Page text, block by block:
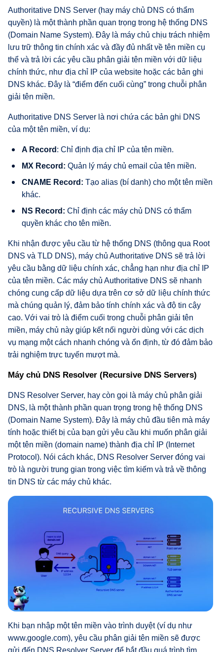
Authoritative DNS Server (hay máy chủ DNS có thẩm
quyền) là một thành phần quan trọng trong hệ thống DNS
(Domain Name System). Đây là máy chủ chịu trách nhiệm
lưu trữ thông tin chính xác và đầy đủ nhất về tên miền cụ
thể và trả lời các yêu cầu phân giải tên miền với dữ liệu
chính thức, như địa chỉ IP của website hoặc các bản ghi
DNS khác. Đây là “điểm đến cuối cùng” trong chuỗi phân
giải tên miền.
Authoritative DNS Server là nơi chứa các bản ghi DNS
của một tên miền, ví dụ:
A Record : Chỉ định địa chỉ IP của tên miền.
MX Record: Quản lý máy chủ email của tên miền.
CNAME Record: Tạo alias (bí danh) cho một tên miền
khác.
NS Record: Chỉ định các máy chủ DNS có thẩm
quyền khác cho tên miền.
Khi nhận được yêu cầu từ hệ thống DNS (thông qua Root
DNS và TLD DNS), máy chủ Authoritative DNS sẽ trả lời
yêu cầu bằng dữ liệu chính xác, chẳng hạn như địa chỉ IP
của tên miền. Các máy chủ Authoritative DNS sẽ nhanh
chóng cung cấp dữ liệu dựa trên cơ sở dữ liệu chính thức
mà chúng quản lý, đảm bảo tính chính xác và độ tin cậy
cao. Với vai trò là điểm cuối trong chuỗi phân giải tên
miền, máy chủ này giúp kết nối người dùng với các dịch
vụ mạng một cách nhanh chóng và ổn định, từ đó đảm bảo
trải nghiệm trực tuyến mượt mà.
Máy chủ DNS Resolver (Recursive DNS Servers)
DNS Resolver Server, hay còn gọi là máy chủ phân giải
DNS, là một thành phần quan trọng trong hệ thống DNS
(Domain Name System). Đây là máy chủ đầu tiên mà máy
tính hoặc thiết bị của bạn gửi yêu cầu khi muốn phân giải
một tên miền (domain name) thành địa chỉ IP (Internet
Protocol). Nói cách khác, DNS Resolver Server đóng vai
trò là người trung gian trong việc tìm kiếm và trả về thông
tin DNS từ các máy chủ khác.
Khi bạn nhập một tên miền vào trình duyệt (ví dụ như
www.google.com), yêu cầu phân giải tên miền sẽ được
gửi đến DNS Resolver Server để bắt đầu quá trình tìm